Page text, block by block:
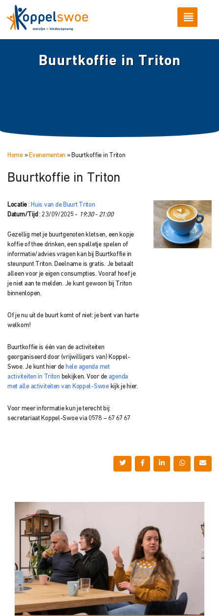
Buurtkoffie in Triton
Home» Evenementen » Buurtkoffie in Triton
Buurtkoffie in Triton
Locatie : Huis van de Buurt Triton
Datum/Tijd : 23/09/2025 - 19:30 - 21:00
Gezellig met je buurtgenoten kletsen, een kopje
koffie of thee drinken, een spelletje spelen of
informatie/advies vragen kan bij Buurtkoffie in
steunpunt Triton.
Deelname is gratis. Je betaalt
alleen voor je eigen consumpties. Vooraf hoef je
je niet aan te melden. Je kunt gewoon bij Triton
binnenlopen.
Of je nu uit de buurt komt of niet: je bent van harte
welkom!
Buurtkoffie is één van de activiteiten
georganiseerd door (vrijwilligers van) Koppel-
Swoe. Je kunt hier de hele agenda met
activiteiten in Triton bekijken. Voor de agenda
met alle activiteiten van Koppel-Swoekijk je hier.
Voor meer informatie kun je terecht bij:
secretariaat Koppel-Swoe via 0578 – 67 67 67